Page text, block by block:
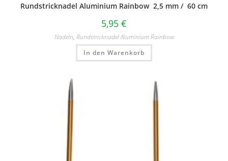
Rundstricknadel Aluminium Rainbow 2,5 mm / 60 cm
5,95 €
Nadeln, Rundstricknadel Aluminium Rainbow
In den Warenkorb